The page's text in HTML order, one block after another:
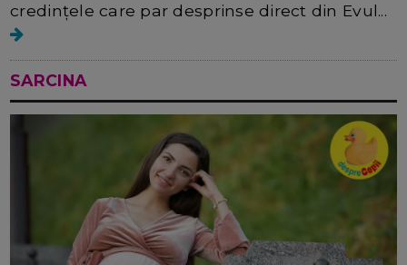
credințele care par desprinse direct din Evul...
SARCINA